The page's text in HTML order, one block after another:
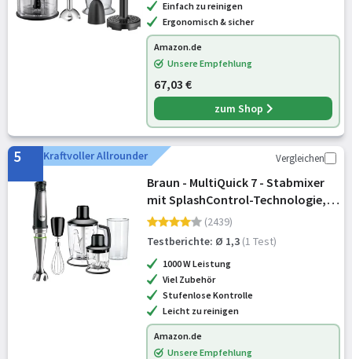
Einfach zu reinigen
Ergonomisch & sicher
Amazon.de
Unsere Empfehlung
67,03 €
zum Shop
5 Kraftvoller Allrounder Vergleichen
Braun - MultiQuick 7 - Stabmixer
mit SplashControl-Technologie,
ActiveBlade System, Präzise
Geschwindigkeitsregelung, 1,25L
Standmixer, Zerkleinerer,
Schneebe
(2439)
Testberichte: Ø 1,3 (1 Test)
1000 W Leistung
Viel Zubehör
Stufenlose Kontrolle
Leicht zu reinigen
Amazon.de
Unsere Empfehlung